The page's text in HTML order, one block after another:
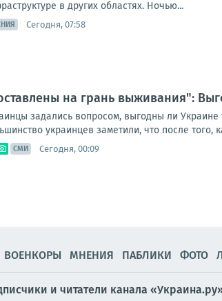
в других областях. Ночью...
Сегодня, 07:58
на грань выживания":
задались вопросом, выгодны ли
украинцев заметили, что после того,
СМИ Сегодня, 00:09
ВОЕНКОРЫ МНЕНИЯ ПАБЛИКИ ФОТО
и читатели канала